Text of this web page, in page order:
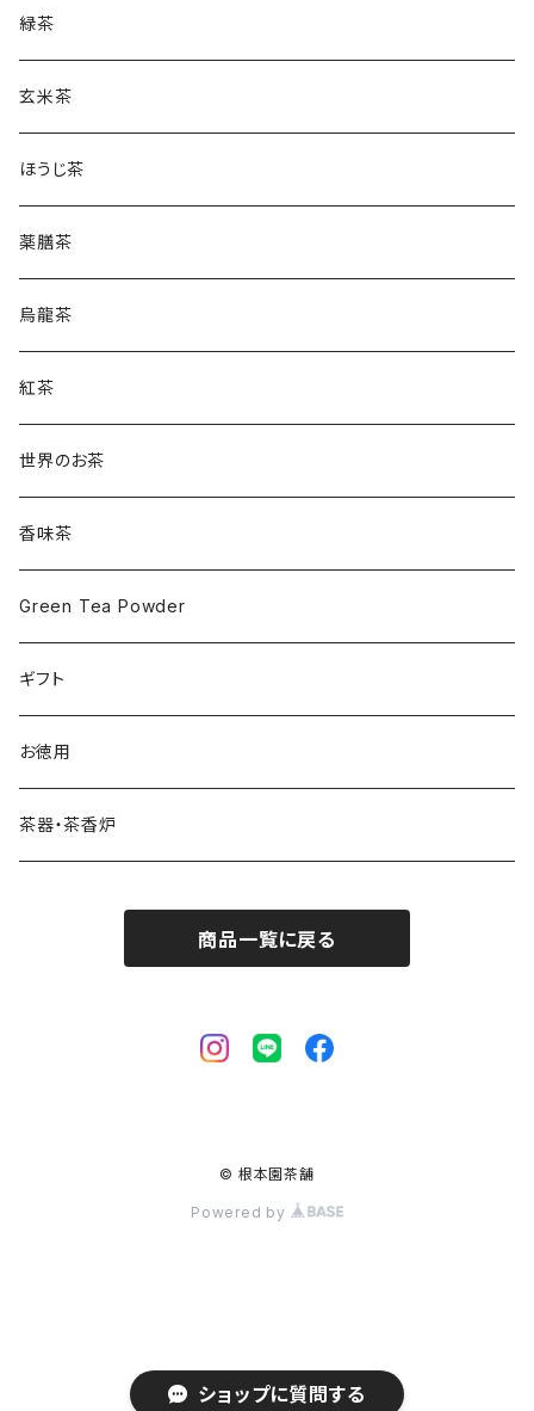
ショップに質問する
緑茶
玄米茶
ほうじ茶
薬膳茶
烏龍茶
紅茶
世界のお茶
香味茶
Green Tea Powder
ギフト
お徳用
茶器・茶香炉
商品一覧に戻る
© 根本園茶舗
Powered by